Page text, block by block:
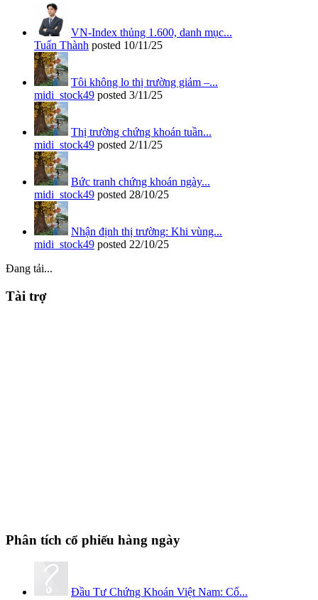
VN-Index thủng 1.600, danh mục...
Tuấn Thành posted 10/11/25
Tôi không lo thị trường giảm –...
midi_stock49 posted 3/11/25
Thị trường chứng khoán tuần...
midi_stock49 posted 2/11/25
Bức tranh chứng khoán ngày...
midi_stock49 posted 28/10/25
Nhận định thị trường: Khi vùng...
midi_stock49 posted 22/10/25
Đang tải...
Tài trợ
Phân tích cổ phiếu hàng ngày
Đầu Tư Chứng Khoán Việt Nam: Cổ...